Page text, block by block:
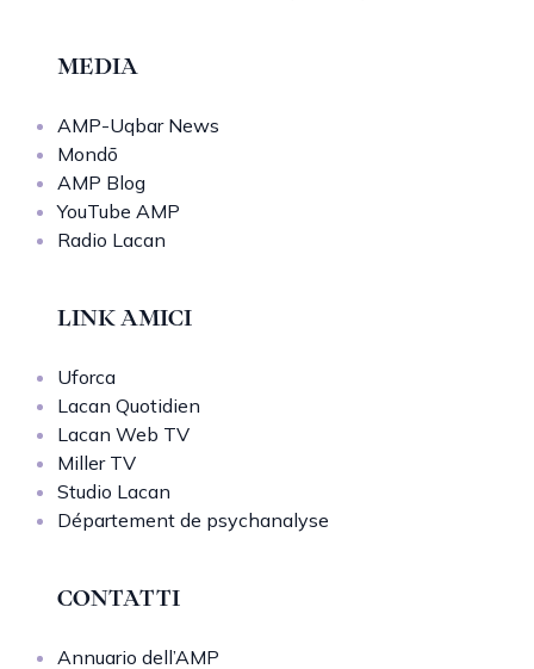
MEDIA
AMP-Uqbar News
Mondō
AMP Blog
YouTube AMP
Radio Lacan
LINK AMICI
Uforca
Lacan Quotidien
Lacan Web TV
Miller TV
Studio Lacan
Département de psychanalyse
CONTATTI
Annuario dell’AMP